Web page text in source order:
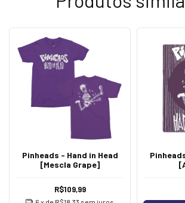
Pinheads - Hand in Head
[Mescla Grape]
R$109,99